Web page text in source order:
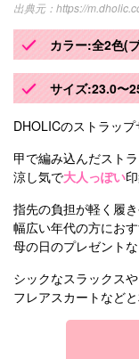
https://
カラー:全2色(
サイズ:23.0〜
DHOLICのストラップ
甲で編み込んだスト
涼し気で大人っぽい
指先の負担が軽く履
幅広い年代の方にお
母の日のプレゼント
シックなスラックスや
フレアスカートなど